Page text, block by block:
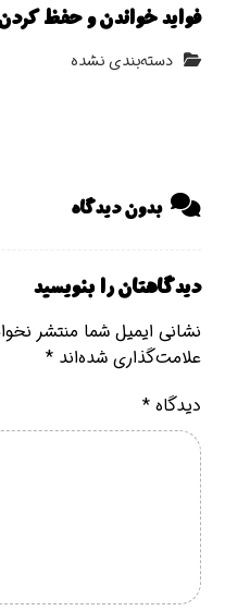
فواید خواندن و حفظ
دسته‌بندی نشده
بدون دیدگاه
دیدگاهتان را بنویسید
نشانی ایمیل شما منتشر
علامت‌گذاری شده‌اند*
دیدگاه*